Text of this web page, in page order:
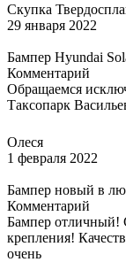
Скупка
29 января 2022
Бампер Hyundai
Комментарий
Обращаемся
Таксопарк
Олеся
1 февраля 2022
Бампер новый в
Комментарий
Бампер отличный!
крепления!
очень